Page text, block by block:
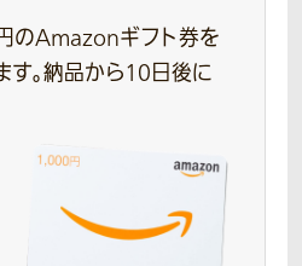
のAmazonギフト券を
。納品から10日後に